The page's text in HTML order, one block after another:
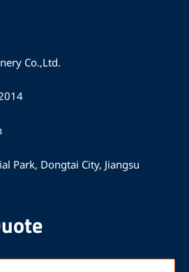
Co.,Ltd.
Park, Dongtai City, Jiangsu